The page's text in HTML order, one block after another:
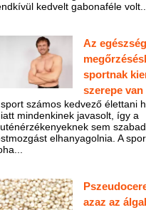
kedvelt gabonaféle
Az egészség
sportnak
szerepe van
sport számos kedvező élettani
mindenkinek javasolt, így a
sem
elhanyagolnia. A
azaz az